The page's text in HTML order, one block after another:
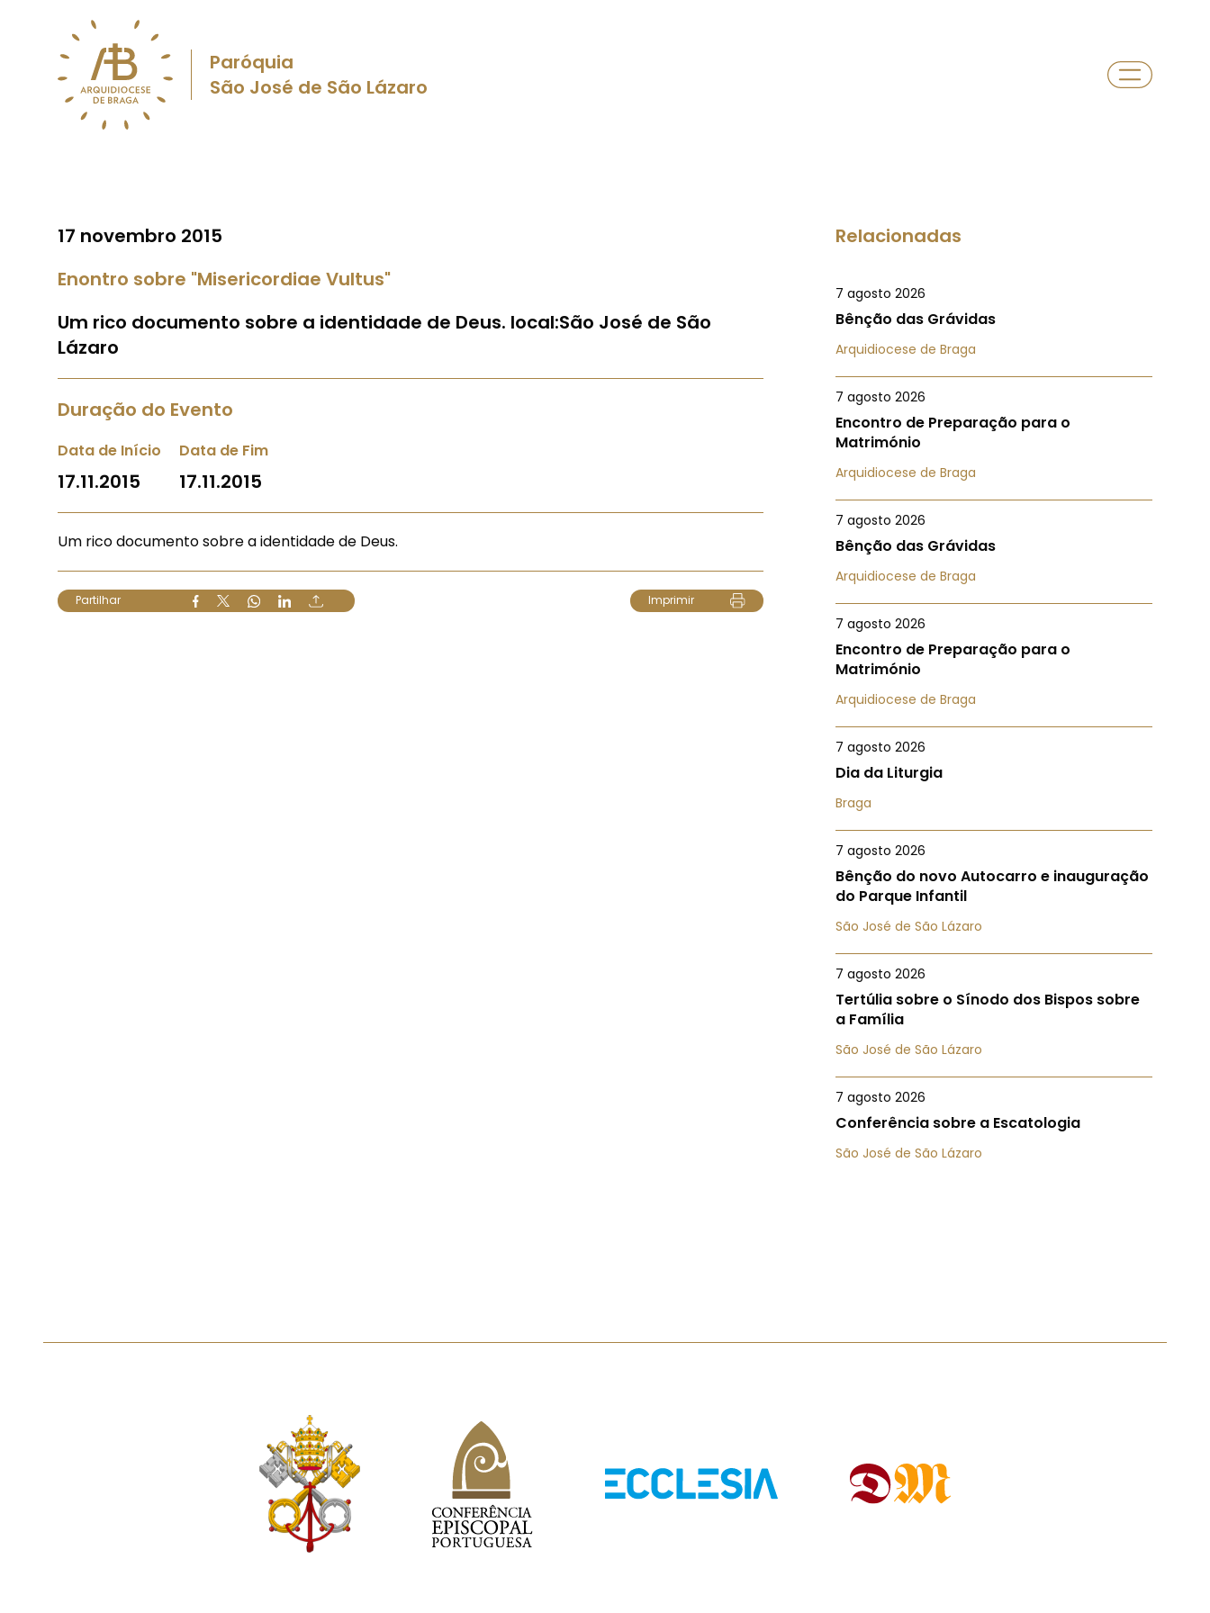
Paróquia
São José de São Lázaro
17 novembro 2015
Enontro sobre "Misericordiae Vultus"
Um rico documento sobre a identidade de Deus. local:São José de São
Lázaro
Duração do Evento
Data de Início
17.11.2015
Data de Fim
17.11.2015
Um rico documento sobre a identidade de Deus.
Partilhar Imprimir
Relacionadas
7 agosto 2026
Bênção das Grávidas
Arquidiocese de Braga
7 agosto 2026
Encontro de Preparação para o
Matrimónio
Arquidiocese de Braga
7 agosto 2026
Bênção das Grávidas
Arquidiocese de Braga
7 agosto 2026
Encontro de Preparação para o
Matrimónio
Arquidiocese de Braga
7 agosto 2026
Dia da Liturgia
Braga
7 agosto 2026
Bênção do novo Autocarro e inauguração
do Parque Infantil
São José de São Lázaro
7 agosto 2026
Tertúlia sobre o Sínodo dos Bispos sobre
a Família
São José de São Lázaro
7 agosto 2026
Conferência sobre a Escatologia
São José de São Lázaro